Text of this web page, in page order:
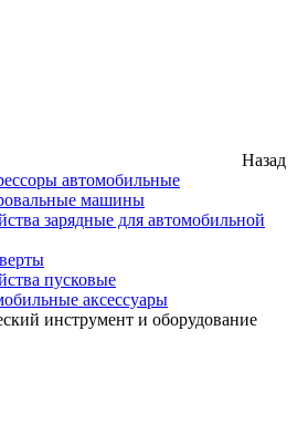
Назад
автомобильные
машины
зарядные для автомобильной
пусковые
аксессуары
инструмент и оборудование